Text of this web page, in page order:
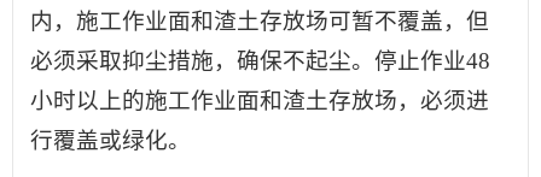
内，施工作业面和渣土存放场可暂不覆盖，但
必须采取抑尘措施，确保不起尘。停止作业48
小时以上的施工作业面和渣土存放场，必须进
行覆盖或绿化。